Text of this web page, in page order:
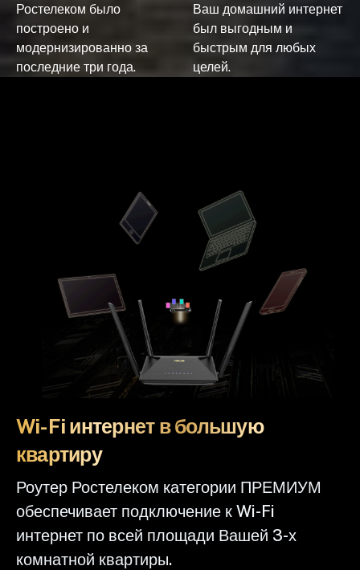
Ростелеком было
построено и
модернизированно за
последние три года.
Ваш домашний интернет
был выгодным и
быстрым для любых
целей.
Wi-Fi интернет в большую
квартиру
Роутер Ростелеком категории ПРЕМИУМ
обеспечивает подключение к Wi-Fi
интернет по всей площади Вашей 3-х
комнатной квартиры.